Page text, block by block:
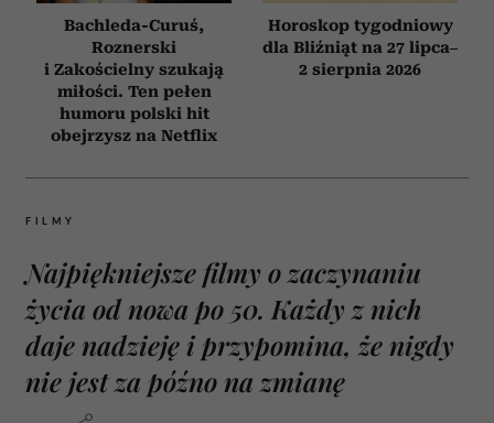
Bachleda-Curuś,
Roznerski
i Zakościelny szukają
miłości. Ten pełen
humoru polski hit
obejrzysz na Netflix
Horoskop tygodniowy
dla Bliźniąt na 27 lipca–
2 sierpnia 2026
FILMY
Najpiękniejsze filmy o zaczynaniu
życia od nowa po 50. Każdy z nich
daje nadzieję i przypomina, że nigdy
nie jest za późno na zmianę